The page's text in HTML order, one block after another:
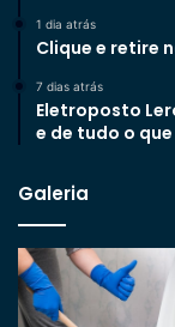
1 dia atrás
Clique e retire
7 dias atrás
Eletroposto
e de tudo o
Galeria